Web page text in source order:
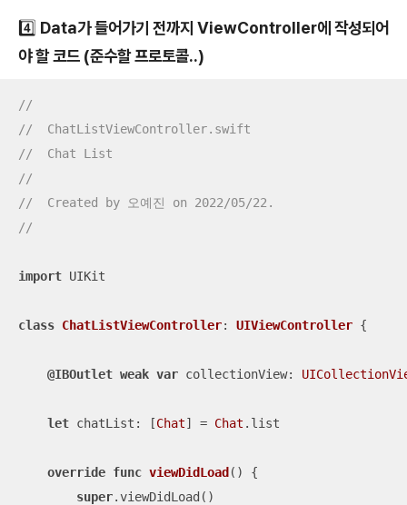
4️⃣ Data가 들어가기 전까지 ViewController에 작성되어
야 할 코드 (준수할 프로토콜..)
//
//  ChatListViewController.swift
//  Chat List
//
//  Created by 오예진 on 2022/05/22.
//
import UIKit
class ChatListViewController: UIViewController {
@IBOutlet weak var collectionView:
let chatList: [Chat] = Chat .list
override func viewDidLoad ()
{
super.viewDidLoad()